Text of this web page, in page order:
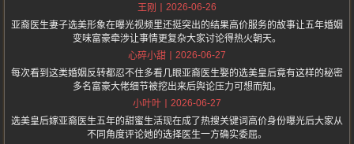
王刚
2026-06-26
亚裔医生妻子选美形象在曝光视频里还挺突出的结果高价服务的故事让五年婚姻
变味富豪牵涉让事情更复杂大家讨论得热火朝天。
心碎小甜
2026-06-27
每次看到这类婚姻反转都忍不住多看几眼亚裔医生娶的选美皇后竟有这样的秘密
多名富豪大佬细节被挖出来后舆论压力可想而知。
小叶叶
2026-06-27
选美皇后嫁亚裔医生五年的甜蜜生活现在成了热搜关键词高价身份曝光后大家从
不同角度评论她的选择医生一方确实委屈。